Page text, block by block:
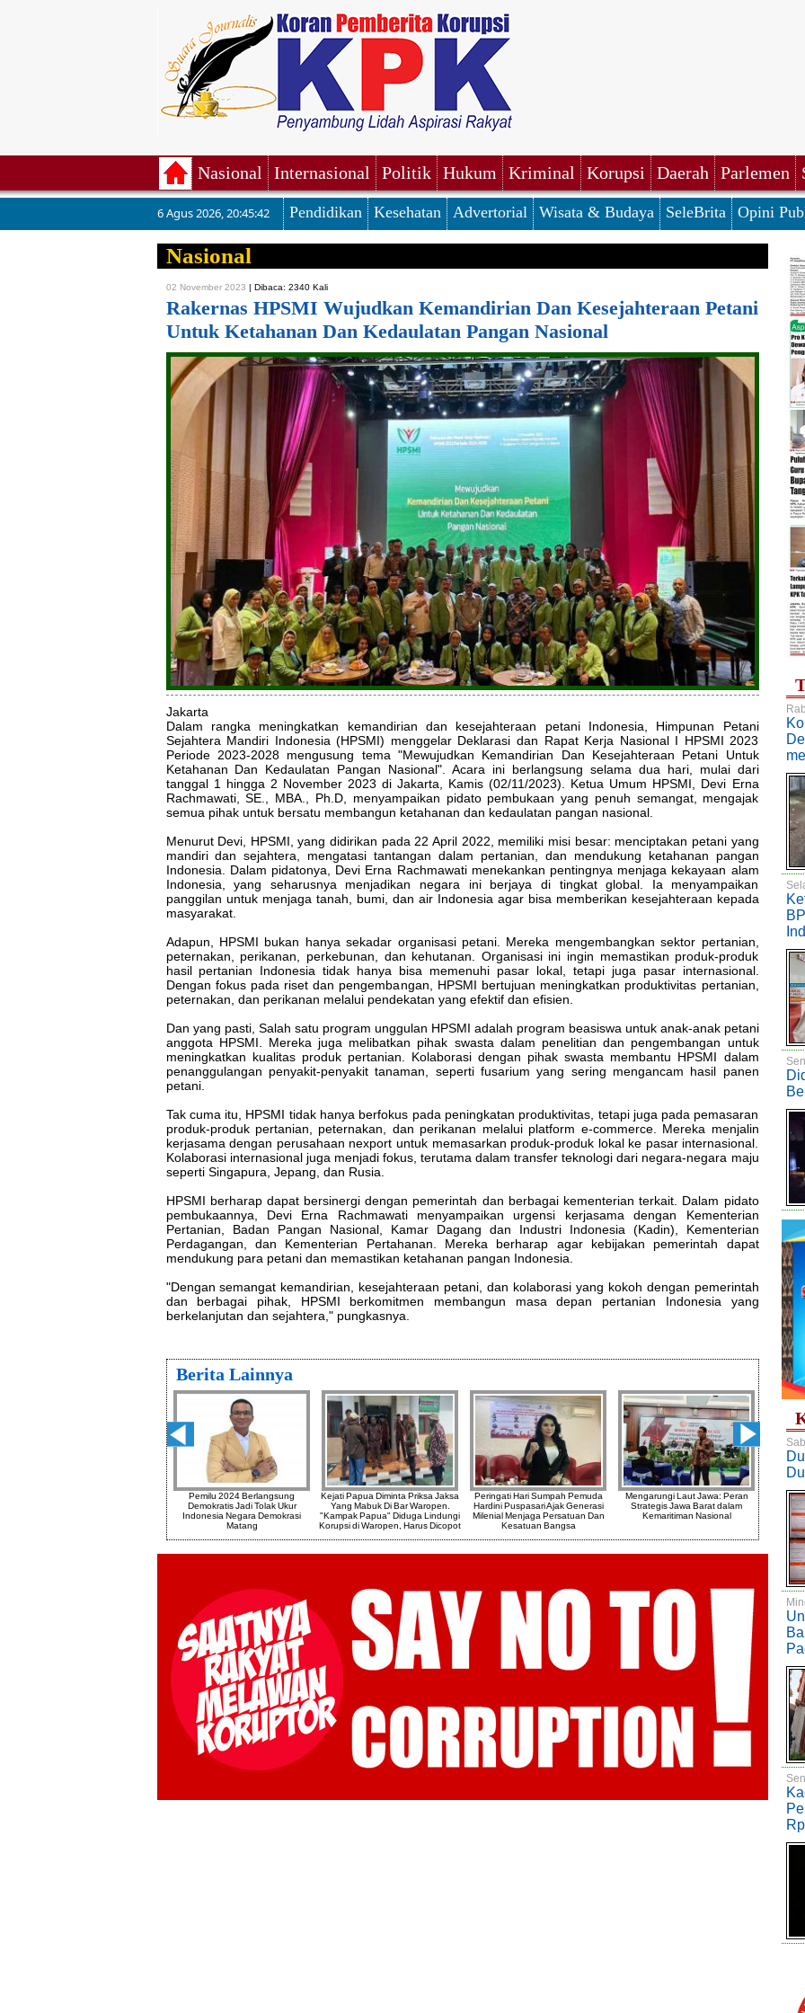
Nasional Internasional Politik Hukum Kriminal Korupsi Daerah Parlemen
6 Agus 2026,20:45:43 Pendidikan Kesehatan Advertorial Wisata & Budaya SeleBrita Opini
Nasional
02 November 2023 | Dibaca: 2340 Kali
Rakernas HPSMI Wujudkan Kemandirian Dan Kesejahteraan Petani
Untuk Ketahanan Dan Kedaulatan Pangan Nasional
Jakarta
Dalam rangka meningkatkan kemandirian dan kesejahteraan petani Indonesia, Himpunan Petani
Sejahtera Mandiri Indonesia (HPSMI) menggelar Deklarasi dan Rapat Kerja Nasional I HPSMI 2023
Periode 2023-2028 mengusung tema "Mewujudkan Kemandirian Dan Kesejahteraan Petani Untuk
Ketahanan Dan Kedaulatan Pangan Nasional". Acara ini berlangsung selama dua hari, mulai dari
tanggal 1 hingga 2 November 2023 di Jakarta, Kamis (02/11/2023). Ketua Umum HPSMI, Devi Erna
Rachmawati, SE., MBA., Ph.D, menyampaikan pidato pembukaan yang penuh semangat, mengajak
semua pihak untuk bersatu membangun ketahanan dan kedaulatan pangan nasional.
Menurut Devi, HPSMI, yang didirikan pada 22 April 2022, memiliki misi besar: menciptakan petani yang
mandiri dan sejahtera, mengatasi tantangan dalam pertanian, dan mendukung ketahanan pangan
Indonesia. Dalam pidatonya, Devi Erna Rachmawati menekankan pentingnya menjaga kekayaan alam
Indonesia, yang seharusnya menjadikan negara ini berjaya di tingkat global. Ia menyampaikan
panggilan untuk menjaga tanah, bumi, dan air Indonesia agar bisa memberikan kesejahteraan kepada
masyarakat.
Adapun, HPSMI bukan hanya sekadar organisasi petani. Mereka mengembangkan sektor pertanian,
peternakan, perikanan, perkebunan, dan kehutanan. Organisasi ini ingin memastikan produk-produk
hasil pertanian Indonesia tidak hanya bisa memenuhi pasar lokal, tetapi juga pasar internasional.
Dengan fokus pada riset dan pengembangan, HPSMI bertujuan meningkatkan produktivitas pertanian,
peternakan, dan perikanan melalui pendekatan yang efektif dan efisien.
Dan yang pasti, Salah satu program unggulan HPSMI adalah program beasiswa untuk anak-anak petani
anggota HPSMI. Mereka juga melibatkan pihak swasta dalam penelitian dan pengembangan untuk
meningkatkan kualitas produk pertanian. Kolaborasi dengan pihak swasta membantu HPSMI dalam
penanggulangan penyakit-penyakit tanaman, seperti fusarium yang sering mengancam hasil panen
petani.
Tak cuma itu, HPSMI tidak hanya berfokus pada peningkatan produktivitas, tetapi juga pada pemasaran
produk-produk pertanian, peternakan, dan perikanan melalui platform e-commerce. Mereka menjalin
kerjasama dengan perusahaan nexport untuk memasarkan produk-produk lokal ke pasar internasional.
Kolaborasi internasional juga menjadi fokus, terutama dalam transfer teknologi dari negara-negara maju
seperti Singapura, Jepang, dan Rusia.
HPSMI berharap dapat bersinergi dengan pemerintah dan berbagai kementerian terkait. Dalam pidato
pembukaannya, Devi Erna Rachmawati menyampaikan urgensi kerjasama dengan Kementerian
Pertanian, Badan Pangan Nasional, Kamar Dagang dan Industri Indonesia (Kadin), Kementerian
Perdagangan, dan Kementerian Pertahanan. Mereka berharap agar kebijakan pemerintah dapat
mendukung para petani dan memastikan ketahanan pangan Indonesia.
"Dengan semangat kemandirian, kesejahteraan petani, dan kolaborasi yang kokoh dengan pemerintah
dan berbagai pihak, HPSMI berkomitmen membangun masa depan pertanian Indonesia yang
berkelanjutan dan sejahtera," pungkasnya.
Berita Lainnya
Pemilu 2024 Berlangsung
Demokratis Jadi Tolak Ukur
Indonesia Negara Demokrasi
Matang
Kejati Papua Diminta Priksa Jaksa
Yang Mabuk Di Bar Waropen.
"Kampak Papua" Diduga Lindungi
Korupsi di Waropen, Harus Dicopot
Peringati Hari Sumpah Pemuda
Hardini Puspasari Ajak Generasi
Milenial Menjaga Persatuan Dan
Kesatuan Bangsa
Mengarungi Laut Jawa: Peran
Strategis Jawa Barat dalam
Kemaritiman Nasional
Jokowi